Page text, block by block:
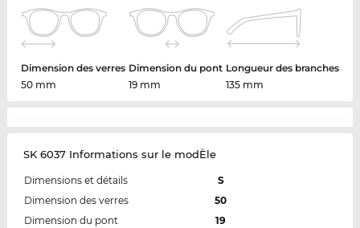
Dimension des verres
50 mm
Dimension du pont
19 mm
Longueur des branches
135 mm
SK 6037 Informations sur le modÈle
Dimensions et détails
S
Dimension des verres
50
Dimension du pont
19